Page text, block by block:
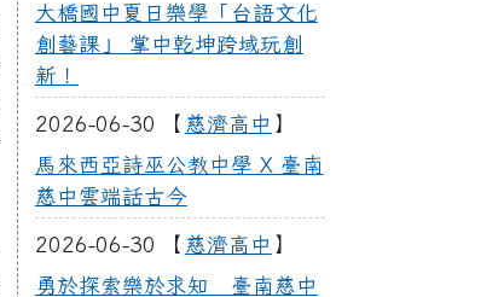
大橋國中夏日樂學「台語文化
創藝課」 掌中乾坤跨域玩創
新！
2026-06-30 【 慈濟高中 】
馬來西亞詩巫公教中學 X 臺南
慈中雲端話古今
2026-06-30 【 慈濟高中 】
勇於探索樂於求知 臺南慈中